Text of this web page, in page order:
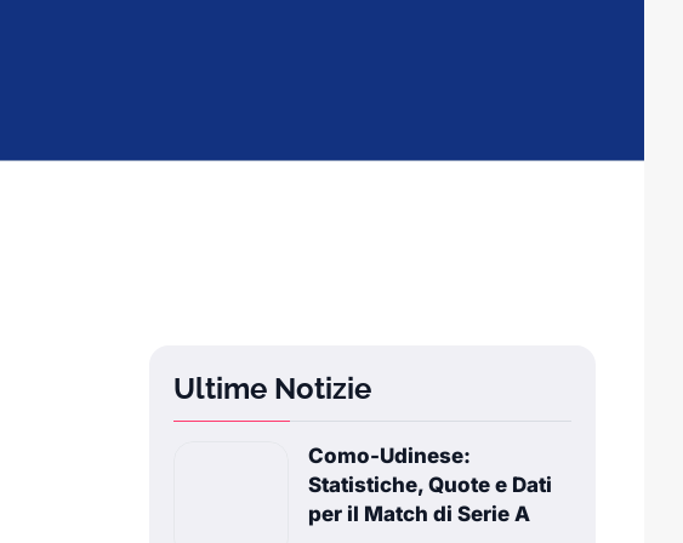
Ultime Notizie
Como-Udinese:
Statistiche, Quote e Dati
per il Match di Serie A